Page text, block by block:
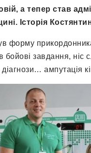
а тепер став
Історія
форму
бойові завдання, ніс
ампутація